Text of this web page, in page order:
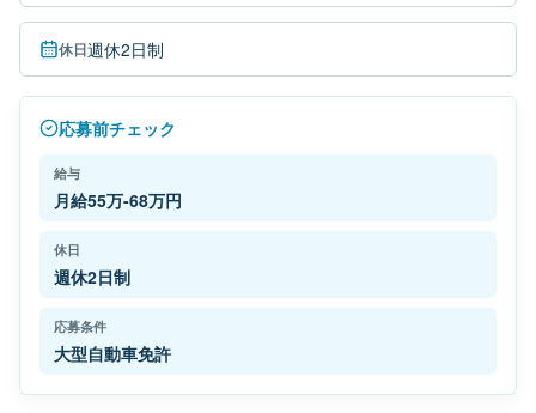
休日週休2日制
応募前チェック
給与
月給55万-68万円
休日
週休2日制
応募条件
大型自動車免許